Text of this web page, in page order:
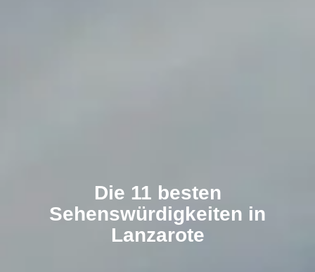
Die 11 besten
Sehenswürdigkeiten in
Lanzarote